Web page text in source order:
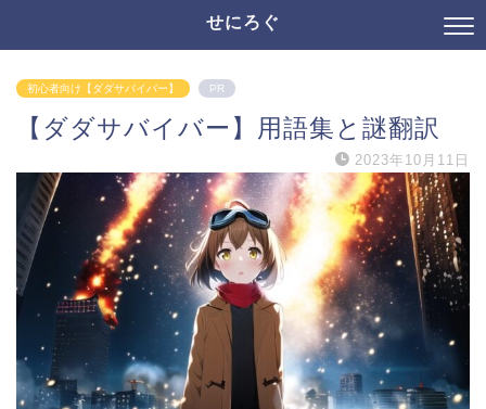
せにろぐ
初心者向け【ダダサバイバー】 PR
【ダダサバイバー】用語集と謎翻訳
2023年10月11日